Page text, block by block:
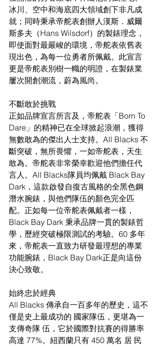
冰川、空中和海底四大領域創下非凡成
就；同時秉承帝舵表創辦人漢斯．威爾
斯多夫（Hans Wilsdorf）的製錶理念，
即使面對最嚴峻的環境，帝舵表依舊表
現出色，為每一位勇者所佩戴。此宣言
更是帝舵表別樹一幟的明證，在製錶業
屢次開創潮流，蔚為風尚。
不斷敢於挑戰
正如品牌宣言所言及，帝舵表「Born To
Dare」的精神已在全球掀起浪潮，獲得
無數敢為的傑出人士支持。All Blacks 不
斷突破，無所畏懼，一如帝舵表，天生
敢為。帝舵表非常榮幸歡迎他們擔任代
言人。All Blacks隊員均佩戴 Black Bay
Dark，這款啟發自復古風格的全黑色鋼
潛水腕錶，與他們隊伍的顏色完全匹
配。正如每一位帝舵表佩戴者一樣，
Black Bay Dark 秉承品牌一貫的製錶哲
學，歷經突破極限測試的考驗。60 多年
來，帝舵表一直致力研發最理想的專業
功能腕錶，Black Bay Dark正是向這份
決心致敬。
始終忠於經典
All Blacks 傳承自一百多年的歷史，這不
僅是史上最成功的 國家隊伍，更堪為一
支傳奇隊 伍，它於國際對抗賽的得勝率
高達 77%。紐西蘭只有 450 萬名 居 民